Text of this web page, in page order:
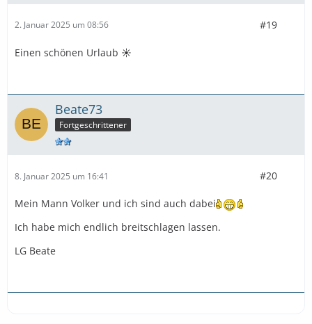
2. Januar 2025 um 08:56 #19
Einen schönen Urlaub ☀️
Beate73
Fortgeschrittener
8. Januar 2025 um 16:41 #20
Mein Mann Volker und ich sind auch dabei
Ich habe mich endlich breitschlagen lassen.
LG Beate